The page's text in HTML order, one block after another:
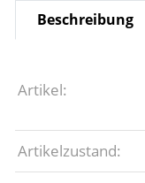
Beschreibung
Artikel:
Artikelzustand: